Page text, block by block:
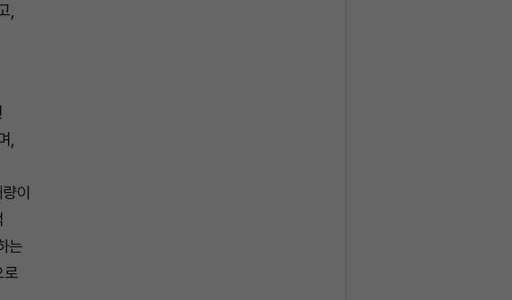
,
,
이
는
로